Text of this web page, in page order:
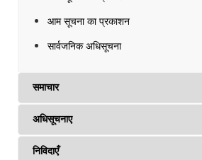
आम सूचना का प्रकाशन
सार्वजनिक अधिसूचना
समाचार
अधिसूचनाए
निविदाएँ